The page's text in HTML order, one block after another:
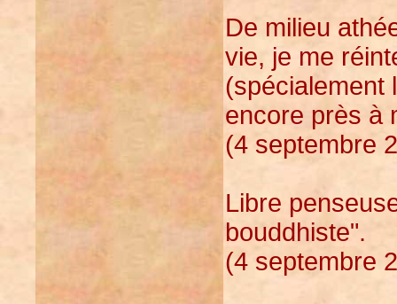
De milieu
vie, je me
(spécialement
encore près à
(4 septembre
Libre
bouddhiste".
(4 septembre